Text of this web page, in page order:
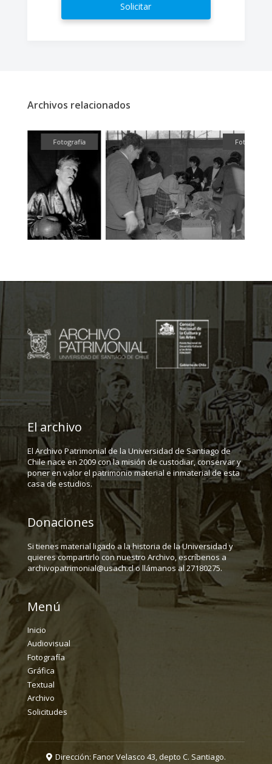
Solicitar
Archivos relacionados
Fotografía Fotografía
El archivo
El Archivo Patrimonial de la Universidad de Santiago de
Chile nace en 2009 con la misión de custodiar, conservar y
poner en valor el patrimonio material e inmaterial de esta
casa de estudios.
Donaciones
Si tienes material ligado a la historia de la Universidad y
quieres compartirlo con nuestro Archivo, escríbenos a
archivopatrimonial@usach.cl o llámanos al 27180275.
Menú
Inicio
Audiovisual
Fotografía
Gráfica
Textual
Archivo
Solicitudes
Dirección: Fanor Velasco 43, depto C. Santiago.